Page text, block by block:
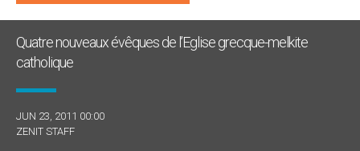
Quatre nouveaux évêques de l’Eglise grecque-melkite
catholique
JUN 23, 2011 00:00
ZENIT STAFF